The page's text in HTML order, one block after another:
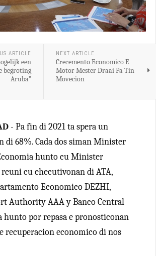
ARTICLE
een
begroting
Aruba”
NEXT ARTICLE
Crecemento Economico E
Motor Mester Draai Pa Tin
Movecion
- Pa fin di 2021 ta spera un
di 68%. Cada dos siman Minister
hunto cu Minister
cu ehecutivonan di ATA,
Economico DEZHI,
Authority AAA y Banco Central
hunto por repasa e pronosticonan
recuperacion economico di nos